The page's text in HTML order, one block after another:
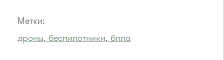
Метки:
дроны, беспилотники, бпла